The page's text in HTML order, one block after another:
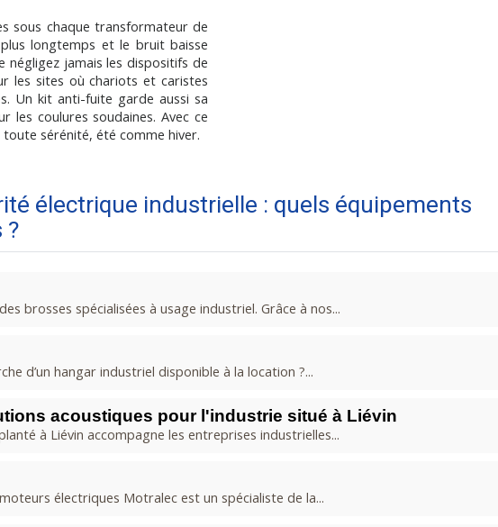
sous chaque transformateur de
longtemps et le bruit baisse
négligez jamais les dispositifs de
les sites où chariots et caristes
Un kit anti-fuite garde aussi sa
les coulures soudaines. Avec ce
sérénité, été comme hiver.
électrique industrielle : quels équipements
?
brosses spécialisées à usage industriel. Grâce à nos...
d’un hangar industriel disponible à la location ?...
acoustiques pour l'industrie situé à Liévin
à Liévin accompagne les entreprises industrielles...
électriques Motralec est un spécialiste de la...